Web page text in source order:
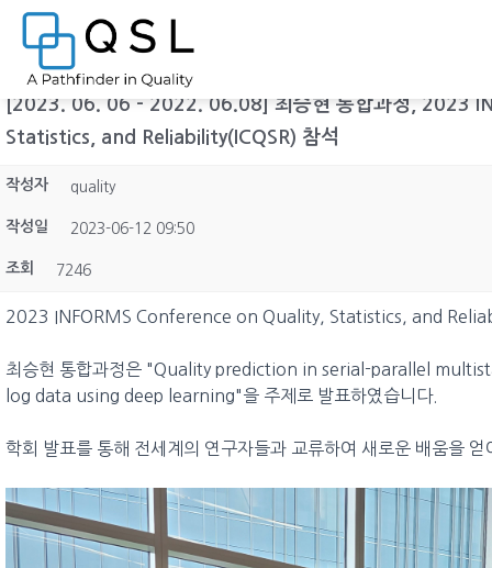
[2023. 06. 06 - 2022. 06.08] 최승현 통합과정, 2023
Statistics, and Reliability(ICQSR) 참석
작성자 quality
작성일 2023-06-12 09:50
조회 7246
2023 INFORMS Conference on Quality, Statistics, and
최승현 통합과정은 "Quality prediction in serial-parallel
log data using deep learning"을 주제로 발표하였습니다.
학회 발표를 통해 전세계의 연구자들과 교류하여 새로운 배움을